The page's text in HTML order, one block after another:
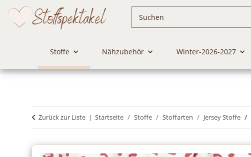
Stoffe Nähzubehör Winter-2026-2027
Zurück zur Liste Startseite Stoffe Stoffarten Jersey Stoffe